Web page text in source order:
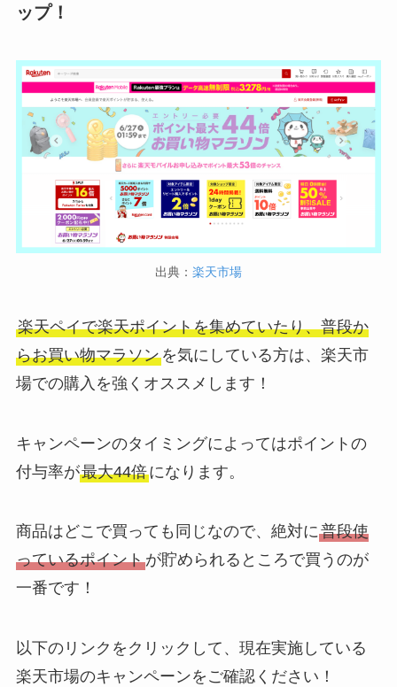
ップ！
出典： 楽天市場
楽天ペイで楽天ポイントを集めていたり、普段か
らお買い物マラソンを気にしている方は、楽天市
場での購入を強くオススメします！
キャンペーンのタイミングによってはポイントの
付与率が最大44倍になります。
商品はどこで買っても同じなので、絶対に普段使
っているポイントが貯められるところで買うのが
一番です！
以下のリンクをクリックして、現在実施している
楽天市場のキャンペーンをご確認ください！